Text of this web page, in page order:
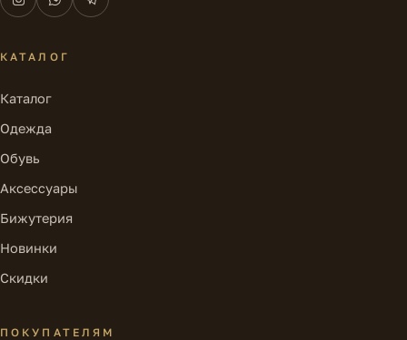
КАТАЛОГ
Каталог
Одежда
Обувь
Аксессуары
Бижутерия
Новинки
Скидки
ПОКУПАТЕЛЯМ